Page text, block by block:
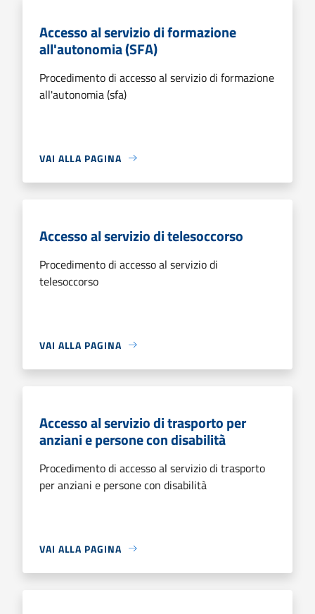
Accesso al servizio di formazione
all'autonomia (SFA)
Procedimento di accesso al servizio di formazione
all'autonomia (sfa)
VAI ALLA PAGINA
Accesso al servizio di telesoccorso
Procedimento di accesso al servizio di
telesoccorso
VAI ALLA PAGINA
Accesso al servizio di trasporto per
anziani e persone con disabilità
Procedimento di accesso al servizio di trasporto
per anziani e persone con disabilità
VAI ALLA PAGINA